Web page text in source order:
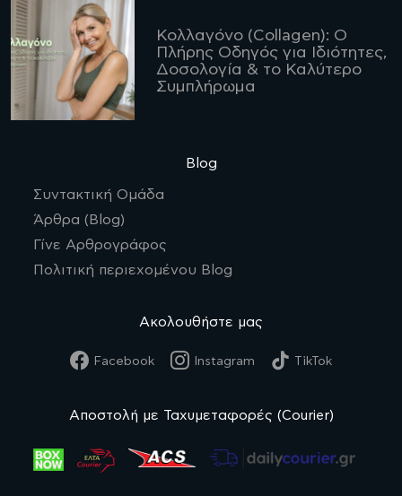
Κολλαγόνο (Collagen): Ο
Πλήρης Οδηγός για Ιδιότητες,
Δοσολογία & το Καλύτερο
Συμπλήρωμα
Blog
Συντακτική Ομάδα
Άρθρα (Blog)
Γίνε Αρθρογράφος
Πολιτική περιεχομένου Blog
Ακολουθήστε μας
Facebook Instagram TikTok
Αποστολή με Ταχυμεταφορές (Courier)